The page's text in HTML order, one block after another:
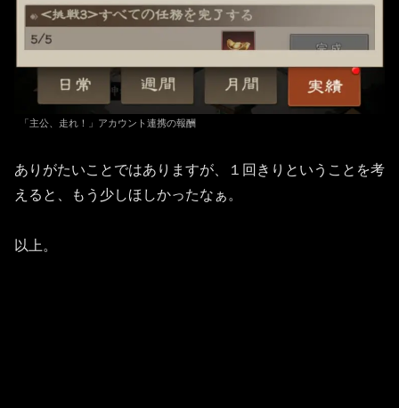
「主公、走れ！」アカウント連携の報酬
ありがたいことではありますが、１回きりということを考
えると、もう少しほしかったなぁ。
以上。